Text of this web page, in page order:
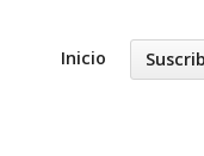
Inicio